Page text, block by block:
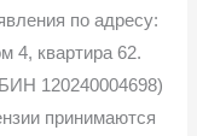
по адресу:
4, квартира 62.
120240004698)
принимаются